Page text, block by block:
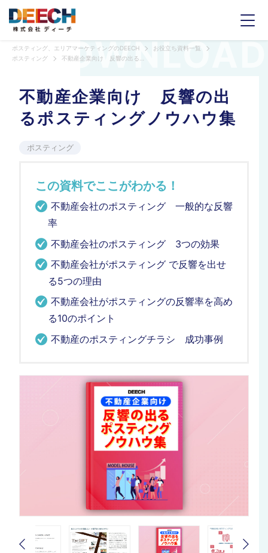
ポスティング、エリアマーケティングのDEECH
お役立ち資料一覧
ポスティング
不動産企業向け 反響の出
るポスティングノウハウ集
ポスティング
この資料でここがわかる！
不動産会社のポスティング 一般的な反響
率
不動産会社のポスティング 3つの効果
不動産会社がポスティング で反響を出せ
る5つの理由
不動産会社がポスティングの反響率を高め
る10のポイント
不動産のポスティングチラシ 成功事例